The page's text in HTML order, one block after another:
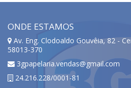
ONDE ESTAMOS
Av. Eng. Clodoaldo Gouvêia, 82 -
58013-370
3gpapelaria.vendas@gmail.com
24.216.228/0001-81